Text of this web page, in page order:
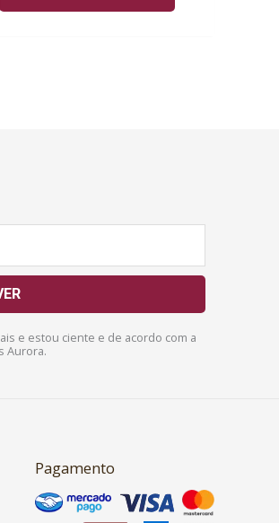
e estou ciente e de acordo com a
Aurora.
Pagamento